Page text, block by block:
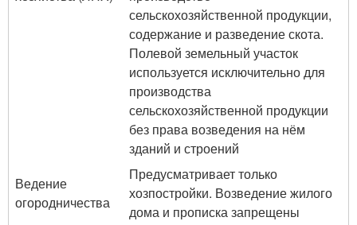
сельскохозяйственной продукции,
содержание и разведение скота.
Полевой земельный участок
используется исключительно для
производства
сельскохозяйственной продукции
без права возведения на нём
зданий и строений
Ведение
огородничества
Предусматривает только
хозпостройки. Возведение жилого
дома и прописка запрещены